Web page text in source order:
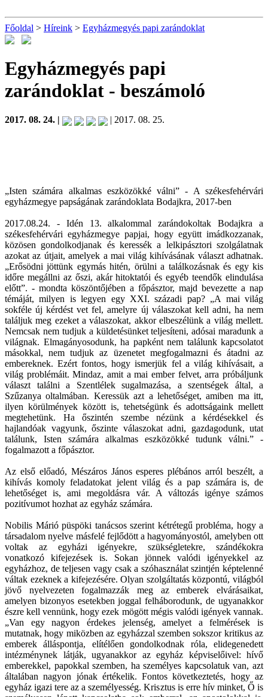
Főoldal > Híreink > Egyházmegyés papi zarándoklat
Egyházmegyés papi
zarándoklat - beszámoló
2017. 08. 24. | | 2017. 08. 25.
„Isten számára alkalmas eszközökké válni” - A székesfehérvári
egyházmegye papságának zarándoklata Bodajkra, 2017-ben
2017.08.24. - Idén 13. alkalommal zarándokoltak Bodajkra a
székesfehérvári egyházmegye papjai, hogy együtt imádkozzanak,
közösen gondolkodjanak és keressék a lelkipásztori szolgálatnak
azokat az útjait, amelyek a mai világ kihívásának választ adhatnak.
„Erősödni jöttünk egymás hitén, örülni a találkozásnak és egy kis
időre megállni az őszi, akár hitoktatói és egyéb teendők elindulása
előtt”. - mondta köszöntőjében a főpásztor, majd bevezette a nap
témáját, milyen is legyen egy XXI. századi pap? „A mai világ
sokféle új kérdést vet fel, amelyre új válaszokat kell adni, ha nem
találjuk meg ezeket a válaszokat, akkor elbeszélünk a világ mellett.
Nemcsak nem tudjuk a küldetésünket teljesíteni, adósai maradunk a
világnak. Elmagányosodunk, ha papként nem találunk kapcsolatot
másokkal, nem tudjuk az üzenetet megfogalmazni és átadni az
embereknek. Ezért fontos, hogy ismerjük fel a világ kihívásait, a
világ problémáit. Mindaz, amit a mai ember felvet, arra próbáljunk
választ találni a Szentlélek sugalmazása, a szentségek által, a
Szűzanya oltalmában. Keressük azt a lehetőséget, amiben ma itt,
ilyen körülmények között is, tehetségünk és adottságaink mellett
megtehetünk. Ha őszintén szembe nézünk a kérdésekkel és
hajlandóak vagyunk, őszinte válaszokat adni, gazdagodunk, utat
találunk, Isten számára alkalmas eszközökké tudunk válni.” -
fogalmazott a főpásztor.
Az első előadó, Mészáros János esperes plébános arról beszélt, a
kihívás komoly feladatokat jelent világ és a pap számára is, de
lehetőséget is, ami megoldásra vár. A változás igénye számos
pozitívumot hozhat az egyház számára.
Nobilis Márió püspöki tanácsos szerint kétrétegű probléma, hogy a
társadalom nyelve másfelé fejlődött a hagyományostól, amelyben ott
voltak az egyházi igényekre, szükségletekre, szándékokra
vonatkozó kifejezések is. Sokan jönnek valódi igényekkel az
egyházhoz, de teljesen vagy csak a szóhasználat szintjén képtelenné
váltak ezeknek a kifejezésére. Olyan szolgáltatás központú, világból
jövő nyelvezeten fogalmazzák meg az emberek elvárásaikat,
amelyen bizonyos esetekben joggal felháborodunk, de ugyanakkor
észre kell vennünk, hogy ezek mögött mégis valódi igények vannak.
„Van egy nagyon érdekes jelenség, amelyet a felmérések is
mutatnak, hogy miközben az egyházzal szemben sokszor kritikus az
emberek álláspontja, elítélően gondolkodnak róla, elidegenedett
intézménynek látják, ugyanakkor az egyház képviselőivel: hívő
emberekkel, papokkal szemben, ha személyes kapcsolatuk van, azt
általában nagyon jónak értékelik. Fontos következtetés, hogy az
egyház igazi tere az a személyesség. Krisztus is erre hív minket, Ő is